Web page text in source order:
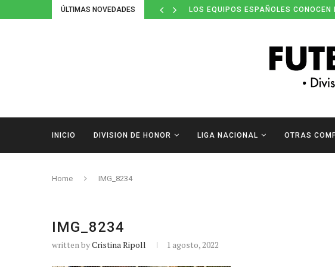
ÚLTIMAS NOVEDADES LOS EQUIPOS ESPAÑOLES
INICIO DIVISION DE HONOR LIGA NACIONAL OTRAS
Home IMG_8234
IMG_8234
written byCristina Ripoll 1 agosto, 2022